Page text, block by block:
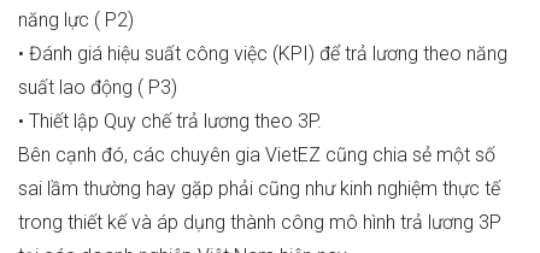
năng lực ( P2)
• Đánh giá hiệu suất công việc (KPI) để trả lương theo năng
suất lao động ( P3)
• Thiết lập Quy chế trả lương theo 3P.
Bên cạnh đó, các chuyên gia VietEZ cũng chia sẻ một số
sai lầm thường hay gặp phải cũng như kinh nghiệm thực tế
trong thiết kế và áp dụng thành công mô hình trả lương 3P